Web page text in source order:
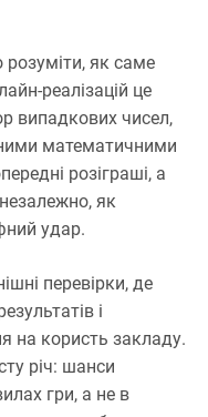
як саме
реалізацій це
випадкових чисел,
математичними
розіграші, а
як
удар.
перевірки, де
і
на користь закладу.
річ: шанси
гри, а не в